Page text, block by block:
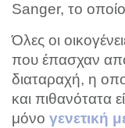
Sanger, το
Όλες οι
που έπασχαν
διαταραχή, η
και πιθανότατα
μόνο γενετική